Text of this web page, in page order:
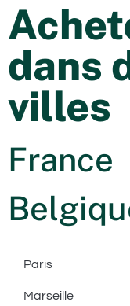
dans
villes
France
Paris
Marseille